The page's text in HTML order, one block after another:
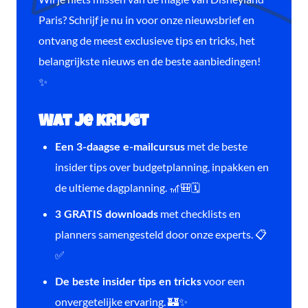
Paris? Schrijf je nu in voor onze nieuwsbrief en
ontvang de meest exclusieve tips en tricks, het
belangrijkste nieuws en de beste aanbiedingen!
✨
Wat je krijgt
Een 3-daagse e-mailcursus met de beste
insider tips over budgetplanning, inpakken en
de ultieme dagplanning. 🎢🎒🗓️
3 GRATIS downloads met checklists en
planners samengesteld door onze experts. 📋
✅
De beste insider tips en tricksvoor een
onvergetelijke ervaring. 🏰✨